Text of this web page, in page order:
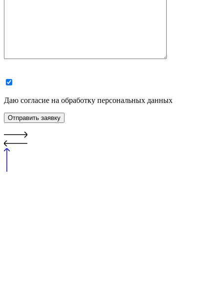
Даю согласие на обработку персональных данных
Отправить заявку